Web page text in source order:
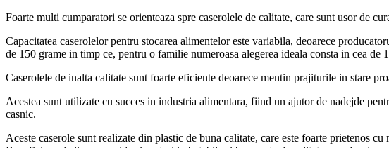
Foarte multi cumparatori se orienteaza spre caserolele de calitate, care sunt usor de
Capacitatea caserolelor pentru stocarea alimentelor este variabila, deoarece
de 150 grame in timp ce, pentru o familie numeroasa alegerea ideala consta in cea de
Caserolele de inalta calitate sunt foarte eficiente deoarece mentin prajiturile in stare
Acestea sunt utilizate cu succes in industria alimentara, fiind un ajutor de nadejde
casnic.
Aceste caserole sunt realizate din plastic de buna calitate, care este foarte prietenos